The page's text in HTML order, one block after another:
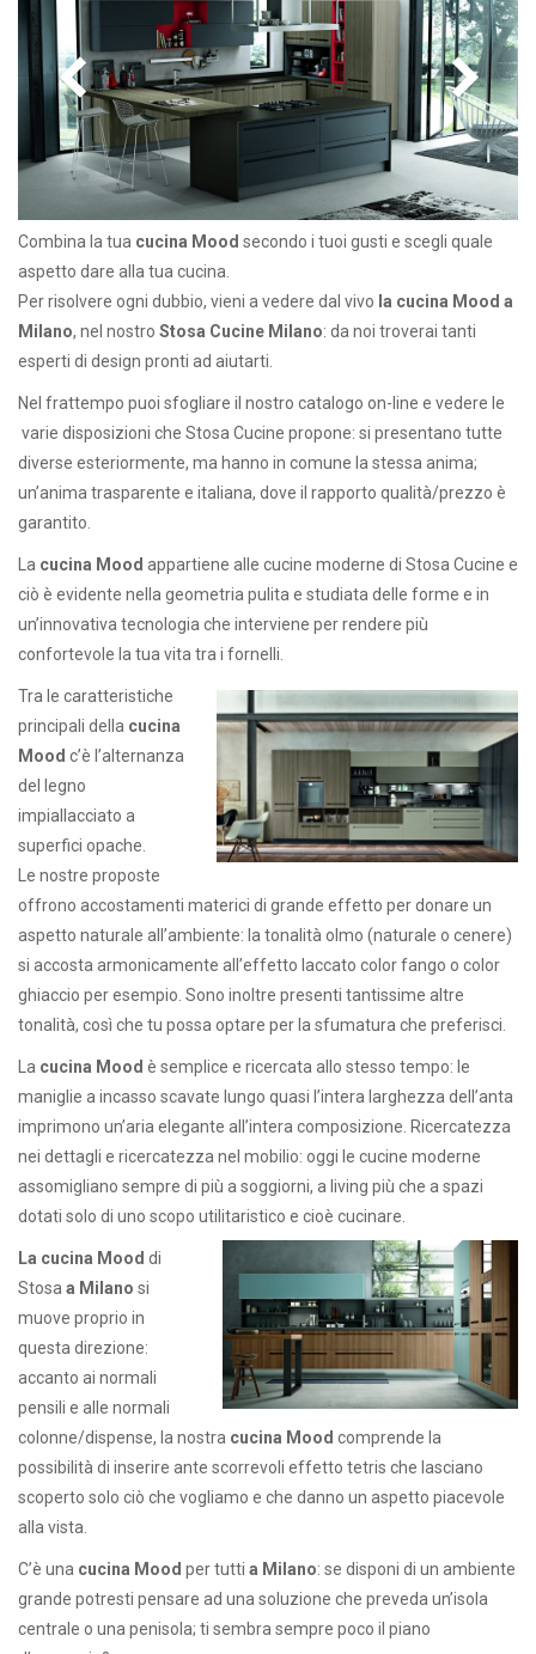
Combina la tua cucina Mood secondo i tuoi gusti e scegli quale
aspetto dare alla tua cucina.
Per risolvere ogni dubbio, vieni a vedere dal vivo la cucina Mood a
Milano, nel nostro Stosa Cucine Milano: da noi troverai tanti
esperti di design pronti ad aiutarti.
Nel frattempo puoi sfogliare il nostro catalogo on-line e vedere le
varie disposizioni che Stosa Cucine propone: si presentano tutte
diverse esteriormente, ma hanno in comune la stessa anima;
un’anima trasparente e italiana, dove il rapporto qualità/prezzo è
garantito.
La cucina Mood appartiene alle cucine moderne di Stosa Cucine e
ciò è evidente nella geometria pulita e studiata delle forme e in
un’innovativa tecnologia che interviene per rendere più
confortevole la tua vita tra i fornelli.
Tra le caratteristiche
principali della cucina
Mood c’è l’alternanza
del legno
impiallacciato a
superfici opache.
Le nostre proposte
offrono accostamenti materici di grande effetto per donare un
aspetto naturale all’ambiente: la tonalità olmo (naturale o cenere)
si accosta armonicamente all’effetto laccato color fango o color
ghiaccio per esempio. Sono inoltre presenti tantissime altre
tonalità, così che tu possa optare per la sfumatura che preferisci.
La cucina Mood è semplice e ricercata allo stesso tempo: le
maniglie a incasso scavate lungo quasi l’intera larghezza dell’anta
imprimono un’aria elegante all’intera composizione. Ricercatezza
nei dettagli e ricercatezza nel mobilio: oggi le cucine moderne
assomigliano sempre di più a soggiorni, a living più che a spazi
dotati solo di uno scopo utilitaristico e cioè cucinare.
La cucina Mood di
Stosa a Milano si
muove proprio in
questa direzione:
accanto ai normali
pensili e alle normali
colonne/dispense, la nostra cucina Mood comprende la
possibilità di inserire ante scorrevoli effetto tetris che lasciano
scoperto solo ciò che vogliamo e che danno un aspetto piacevole
alla vista.
C’è una cucina Mood per tutti a Milano: se disponi di un ambiente
grande potresti pensare ad una soluzione che preveda un’isola
centrale o una penisola; ti sembra sempre poco il piano